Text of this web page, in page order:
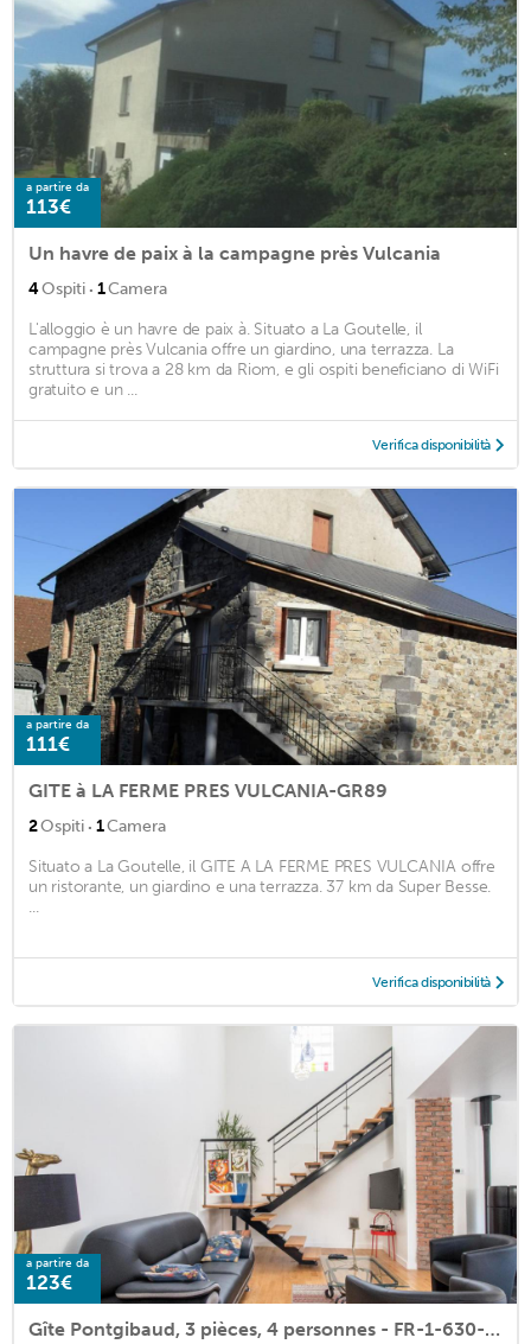
a partire da
113€
Un havre de paix à la campagne près Vulcania
4Ospiti · 1Camera
L'alloggio è un havre de paix à. Situato a La Goutelle, il
campagne près Vulcania offre un giardino, una terrazza. La
struttura si trova a 28 km da Riom, e gli ospiti beneficiano di WiFi
gratuito e un ...
Verifica disponibilità
a partire da
111€
GITE à LA FERME PRES VULCANIA-GR89
2Ospiti · 1Camera
Situato a La Goutelle, il GITE A LA FERME PRES VULCANIA offre
un ristorante, un giardino e una terrazza. 37 km da Super Besse.
...
Verifica disponibilità
a partire da
123€
Gîte Pontgibaud, 3 pièces, 4 personnes - FR-1-630-110